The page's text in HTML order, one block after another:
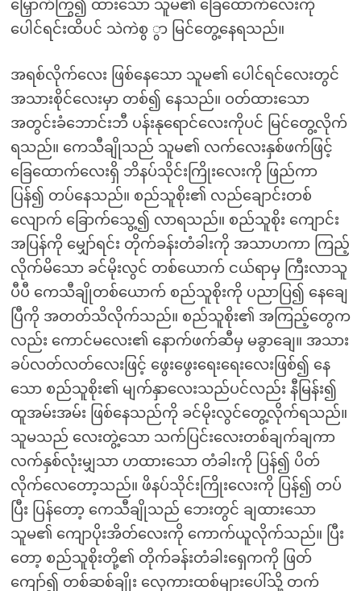
မြှောက်ကြွ၍ ထားသော သူမ၏ ခြေထောက်လေးကို
ပေါင်ရင်းထိပင် သဲကဲစွ ွာ မြင်တွေ့နေရသည်။
အရစ်လိုက်လေး ဖြစ်နေသော သူမ၏ ပေါင်ရင်လေးတွင်
အသားစိုင်လေးမှာ တစ်၍ နေသည်။ ဝတ်ထားသော
အတွင်းခံဘောင်းဘီ ပန်းနုရောင်လေးကိုပင် မြင်တွေ့လိုက်
ရသည်။ ကေသီချိုသည် သူမ၏ လက်လေးနှစ်ဖက်ဖြင့်
ခြေထောက်လေးရှိ ဘိနပ်သိုင်းကြိုးလေးကို ဖြည်ကာ
ပြန်၍ တပ်နေသည်။ စည်သူစိုး၏ လည်ချောင်းတစ်
လျောက် ခြောက်သွေ့၍ လာရသည်။ စည်သူစိုး ကျောင်း
အပြန်ကို မျှော်ရင်း တိုက်ခန်းတံခါးကို အသာဟကာ ကြည့်
လိုက်မိသော ခင်မိုးလွင် တစ်ယောက် ငယ်ရာမှ ကြီးလာသူ
ပီပီ ကေသီချိုတစ်ယောက် စည်သူစိုးကို ပညာပြ၍ နေချေ
ပြီကို အတတ်သိလိုက်သည်။ စည်သူစိုး၏ အကြည့်တွေက
လည်း ကောင်မလေး၏ နောက်ဖက်ဆီမှ မခွာချေ။ အသား
ခပ်လတ်လတ်လေးဖြင့် ဖွေးဖွေးရေးရေးလေးဖြစ်၍ နေ
သော စည်သူစိုး၏ မျက်နှာလေးသည်ပင်လည်း နီမြန်း၍
ထူအမ်းအမ်း ဖြစ်နေသည်ကို ခင်မိုးလွင်တွေ့လိုက်ရသည်။
သူမသည် လေးတွဲ့သော သက်ပြင်းလေးတစ်ချက်ချကာ
လက်နှစ်လုံးမျှသာ ဟထားသော တံခါးကို ပြန်၍ ပိတ်
လိုက်လေတော့သည်။ ဖိနပ်သိုင်းကြိုးလေးကို ပြန်၍ တပ်
ပြီး ပြန်တော့ ကေသီချိုသည် ဘေးတွင် ချထားသော
သူမ၏ ကျောပိုးအိတ်လေးကို ကောက်ယူလိုက်သည်။ ပြီး
တော့ စည်သူစိုးတို့၏ တိုက်ခန်းတံခါးရှေကကို ဖြတ်
ကျော်၍ တစ်ဆစ်ချိုး လှေကားထစ်များပေါ်သို့ တက်